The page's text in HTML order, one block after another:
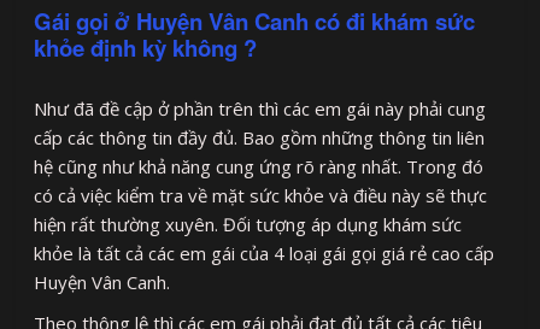
Gái gọi ở Huyện Vân Canh có đi khám sức
khỏe định kỳ không ?
Như đã đề cập ở phần trên thì các em gái này phải cung
cấp các thông tin đầy đủ. Bao gồm những thông tin liên
hệ cũng như khả năng cung ứng rõ ràng nhất. Trong đó
có cả việc kiểm tra về mặt sức khỏe và điều này sẽ thực
hiện rất thường xuyên. Đối tượng áp dụng khám sức
khỏe là tất cả các em gái của 4 loại gái gọi giá rẻ cao cấp
Huyện Vân Canh.
Theo thông lệ thì các em gái phải đạt đủ tất cả các tiêu